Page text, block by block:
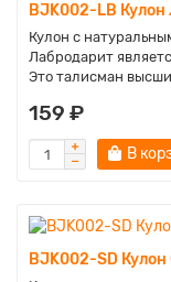
BJK002-LB Кулон
Кулон с
Лабродарит
Это талисман
159 ₽
В
BJK002-SD